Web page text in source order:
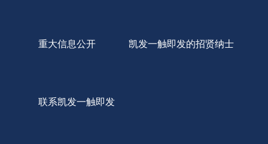
重大信息公开 凯发一触即发的招贤纳士
联系凯发一触即发